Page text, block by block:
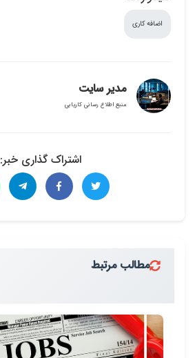
اضافه کاری
مدیر سایت
منبع اطلاع رسانی کاریابی
اشتراک گذاری خبر:
مطالب مرتبط